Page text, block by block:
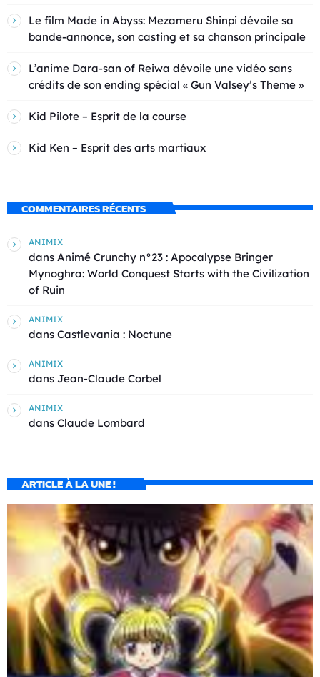
Le film Made in Abyss: Mezameru Shinpi dévoile sa
bande-annonce, son casting et sa chanson principale
L’anime Dara-san of Reiwa dévoile une vidéo sans
crédits de son ending spécial « Gun Valsey’s Theme »
Kid Pilote – Esprit de la course
Kid Ken – Esprit des arts martiaux
COMMENTAIRES RÉCENTS
ANIMIX
dans Animé Crunchy n°23 : Apocalypse Bringer
Mynoghra: World Conquest Starts with the Civilization
of Ruin
ANIMIX
dans Castlevania : Noctune
ANIMIX
dans Jean-Claude Corbel
ANIMIX
dans Claude Lombard
ARTICLE À LA UNE !